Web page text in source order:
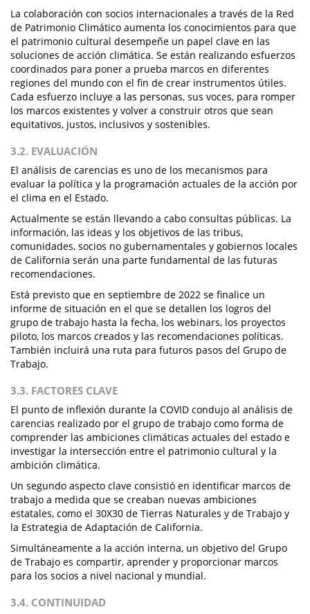
La colaboración con socios internacionales a través de la Red
de Patrimonio Climático aumenta los conocimientos para que
el patrimonio cultural desempeñe un papel clave en las
soluciones de acción climática. Se están realizando esfuerzos
coordinados para poner a prueba marcos en diferentes
regiones del mundo con el fin de crear instrumentos útiles.
Cada esfuerzo incluye a las personas, sus voces, para romper
los marcos existentes y volver a construir otros que sean
equitativos, justos, inclusivos y sostenibles.
3.2. EVALUACIÓN
El análisis de carencias es uno de los mecanismos para
evaluar la política y la programación actuales de la acción por
el clima en el Estado.
Actualmente se están llevando a cabo consultas públicas. La
información, las ideas y los objetivos de las tribus,
comunidades, socios no gubernamentales y gobiernos locales
de California serán una parte fundamental de las futuras
recomendaciones.
Está previsto que en septiembre de 2022 se finalice un
informe de situación en el que se detallen los logros del
grupo de trabajo hasta la fecha, los webinars, los proyectos
piloto, los marcos creados y las recomendaciones políticas.
También incluirá una ruta para futuros pasos del Grupo de
Trabajo.
3.3. FACTORES CLAVE
El punto de inflexión durante la COVID condujo al análisis de
carencias realizado por el grupo de trabajo como forma de
comprender las ambiciones climáticas actuales del estado e
investigar la intersección entre el patrimonio cultural y la
ambición climática.
Un segundo aspecto clave consistió en identificar marcos de
trabajo a medida que se creaban nuevas ambiciones
estatales, como el 30X30 de Tierras Naturales y de Trabajo y
la Estrategia de Adaptación de California.
Simultáneamente a la acción interna, un objetivo del Grupo
de Trabajo es compartir, aprender y proporcionar marcos
para los socios a nivel nacional y mundial.
3.4. CONTINUIDAD